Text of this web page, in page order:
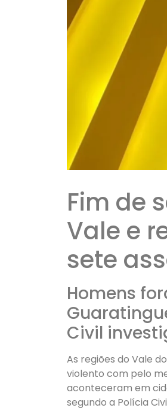
Fim de
Vale e
sete
Homens
Civil
As regiões do Vale
violento com pelo
aconteceram em
segundo a Polícia